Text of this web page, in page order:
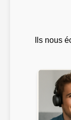
Ils nous